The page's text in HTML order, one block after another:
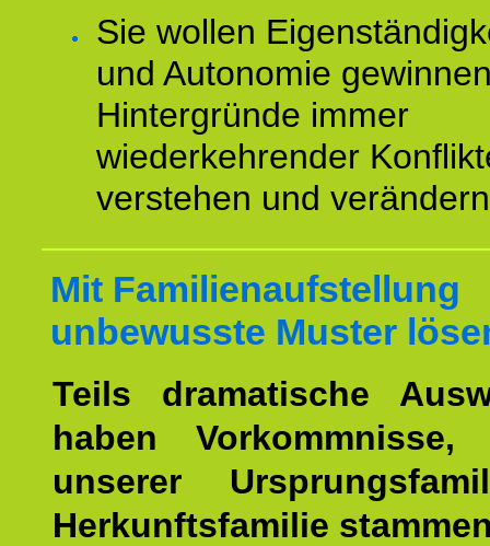
Sie wollen
und Autonomie
Hintergründe immer
wiederkehrender
verstehen und
Mit Familienaufstellung
unbewusste Muster
Teils dramatische
haben
unserer
Herkunftsfamilie